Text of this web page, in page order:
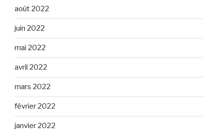
août 2022
juin 2022
mai 2022
avril 2022
mars 2022
février 2022
janvier 2022